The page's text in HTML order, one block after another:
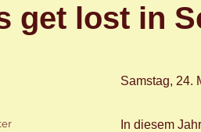
get lost in
Samstag, 24.
In diesem